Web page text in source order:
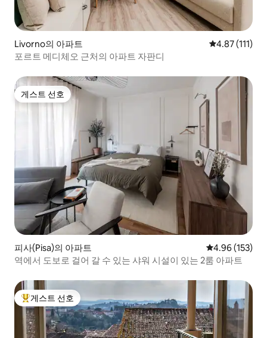
Livorno의 아파트 평점 4.87점(5
4.87 (111)
포르트 메디체오 근처의 아파트 자판디
게스트 선호
게스트 선호
피사(Pisa)의 아파트 평점 4.96점(5
4.96 (153)
역에서 도보로 걸어 갈 수 있는 샤워 시설이 있는 2룸 아파트
상위 게스트 선호
게스트 선호